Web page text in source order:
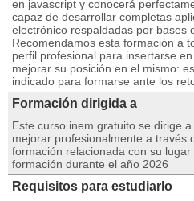
en javascript y conocerá
capaz de desarrollar completas
electrónico respaldadas por bases
Recomendamos esta formación a
perfil profesional para insertarse
mejorar su posición en el mismo:
indicado para formarse ante los
Formación dirigida a
Este curso inem gratuito se dirige
mejorar profesionalmente a través
formación relacionada con su
formación durante el año 2026
Requisitos para estudiarlo